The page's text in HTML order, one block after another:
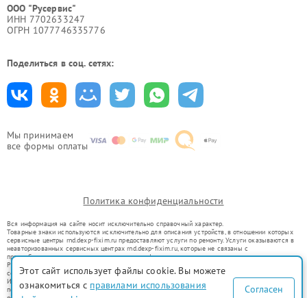
Мы принимаем
все формы оплаты
ООО "Русервис"
ИНН 7702633247
ОГРН 1077746335776
Поделиться в соц. сетях:
Политика конфиденциальности
Вся информация на сайте носит исключительно справочный характер.
Товарные знаки используются исключительно для описания устройств, в отношении которых
сервисные центры rnd.dexp-fixim.ru предоставляют услуги по ремонту. Услуги оказываются в
неавторизованных сервисных центрах rnd.dexp-fixim.ru, которые не связаны с
правообладателями товарных знаков или их официальными представителями.
Ремонт осуществляется для устройств, уже введенных в гражданский оборот в соответствии
со статьей 1487 ГК РФ.
Использование товарных знаков не преследует цели индивидуализации услуг или введения
потребителей в заблуждение, а служит для информирования о предоставляемых услугах по
Этот сайт использует файлы cookie. Вы можете
ознакомиться с правилами использования
Согласен